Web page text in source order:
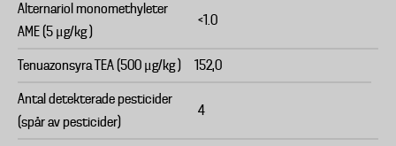
Alternariol monomethyleter
AME (5 μg/kg )
<1.0
Tenuazonsyra TEA (500 μg/kg ) 152,0
Antal detekterade pesticider
(spår av pesticider)
4